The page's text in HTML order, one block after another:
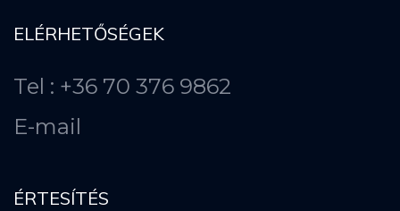
ELÉRHETŐSÉGEK
Tel : +36 70 376 9862
E-mail
ÉRTESÍTÉS